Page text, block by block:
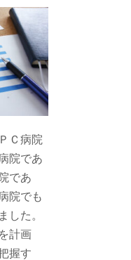
Ｃ病院
院であ
であ
院でも
した。
計画
握す